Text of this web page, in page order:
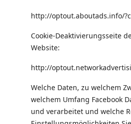
http://optout.aboutads.info/
Cookie-Deaktivierungsseite
Website:
http://
Welche Daten, zu welchem
welchem ​​Umfang Facebook
und verarbeitet und welche